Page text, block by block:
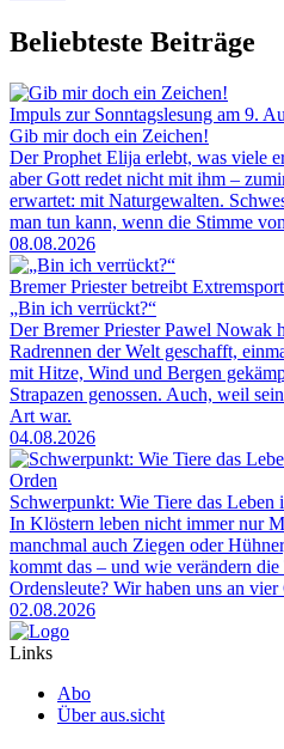
Beliebteste Beiträge
Impuls zur Sonntagslesung am 9.
Gib mir doch ein Zeichen!
Der Prophet Elija erlebt, was viele
aber Gott redet nicht mit ihm –
erwartet: mit Naturgewalten.
man tun kann, wenn die Stimme
08.08.2026
Bremer Priester betreibt Extremsport
„Bin ich verrückt?“
Der Bremer Priester Pawel Nowak
Radrennen der Welt geschafft,
mit Hitze, Wind und Bergen
Strapazen genossen. Auch, weil
Art war.
04.08.2026
Orden
Schwerpunkt: Wie Tiere das Leben
In Klöstern leben nicht immer nur
manchmal auch Ziegen oder
kommt das – und wie verändern die
Ordensleute? Wir haben uns an vier
02.08.2026
Links
Abo
Über aus.sicht